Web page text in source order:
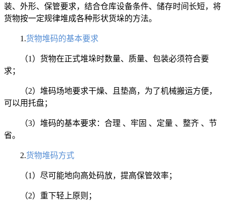
装、外形、保管要求，结合仓库设备条件、储存时间长短，将
货物按一定规律堆成各种形状货垛的方法。
1.货物堆码的基本要求
（1）货物在正式堆垛时数量、质量、包装必须符合要
求；
（2）堆码场地要求干燥、且垫高，为了机械搬运方便，
可以用托盘；
（3）堆码的基本要求：合理 、牢固 、定量 、整齐 、节
省。
2.货物堆码方式
（1）尽可能地向高处码放，提高保管效率；
（2）重下轻上原则；